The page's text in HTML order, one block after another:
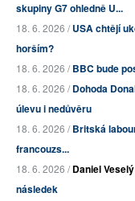
skupiny G7 ohledně U...
18. 6. 2026 /USA chtějí
horším?
18. 6. 2026 /BBC bude
18. 6. 2026 /Dohoda
úlevu i nedůvěru
18. 6. 2026 /Britská
francouzs...
18. 6. 2026 /Daniel Veselý
následek